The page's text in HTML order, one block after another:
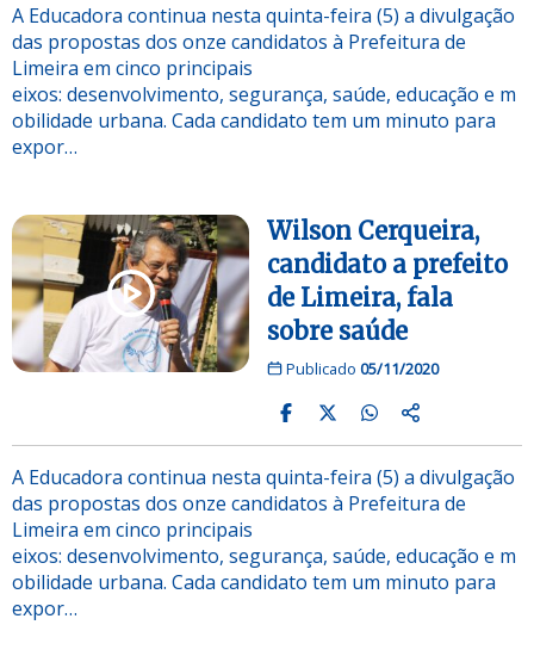
A Educadora continua nesta quinta-feira (5) a divulgação
das propostas dos onze candidatos à Prefeitura de
Limeira em cinco principais
eixos: desenvolvimento, segurança, saúde, educação e m
obilidade urbana. Cada candidato tem um minuto para
expor…
Wilson Cerqueira,
candidato a prefeito
de Limeira, fala
sobre saúde
Publicado 05/11/2020
A Educadora continua nesta quinta-feira (5) a divulgação
das propostas dos onze candidatos à Prefeitura de
Limeira em cinco principais
eixos: desenvolvimento, segurança, saúde, educação e m
obilidade urbana. Cada candidato tem um minuto para
expor…